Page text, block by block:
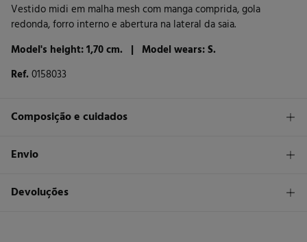
Vestido midi em malha mesh com manga comprida, gola
redonda, forro interno e abertura na lateral da saia.
Model's height: 1,70 cm. | Model wears: S.
Ref.0158033
Composição e cuidados
Composição
Cuidados
Envio
STANDARD
Devoluções